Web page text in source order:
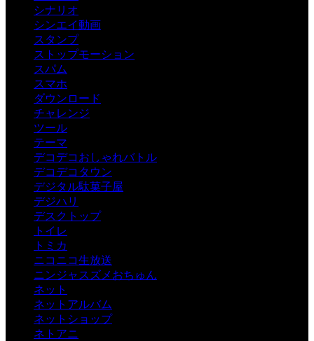
シナリオ
シンエイ動画
スタンプ
ストップモーション
スパム
スマホ
ダウンロード
チャレンジ
ツール
テーマ
デコデコおしゃれバトル
デコデコタウン
デジタル駄菓子屋
デジハリ
デスクトップ
トイレ
トミカ
ニコニコ生放送
ニンジャスズメおちゅん
ネット
ネットアルバム
ネットショップ
ネトアニ